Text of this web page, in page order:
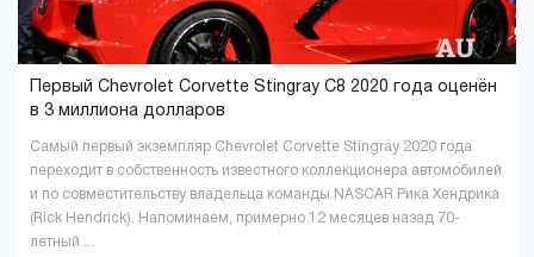
Первый Chevrolet Corvette Stingray C8 2020 года оценён
в 3 миллиона долларов
Самый первый экземпляр Chevrolet Corvette Stingray 2020 года
переходит в собственность известного коллекционера автомобилей
и по совместительству владельца команды NASCAR Рика Хендрика
(Rick Hendrick). Напоминаем, примерно 12 месяцев назад 70-
летный ...